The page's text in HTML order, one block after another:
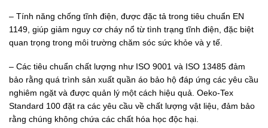
– Tính năng chống tĩnh điện, được đặc tả trong tiêu chuẩn EN
1149, giúp giảm nguy cơ cháy nổ từ tình trạng tĩnh điện, đặc biệt
quan trọng trong môi trường chăm sóc sức khỏe và y tế.
– Các tiêu chuẩn chất lượng như ISO 9001 và ISO 13485 đảm
bảo rằng quá trình sản xuất quần áo bảo hộ đáp ứng các yêu cầu
nghiêm ngặt và được quản lý một cách hiệu quả. Oeko-Tex
Standard 100 đặt ra các yêu cầu về chất lượng vật liệu, đảm bảo
rằng chúng không chứa các chất hóa học độc hại.